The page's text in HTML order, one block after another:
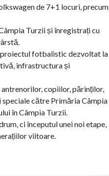
de 7+1 locuri, precum
Turzii și înregistrați cu
fotbalistic dezvoltat la
infrastructura și
copiilor, părinților,
către Primăria Câmpia
în Câmpia Turzii.
ci începutul unei noi etape,
viitoare.